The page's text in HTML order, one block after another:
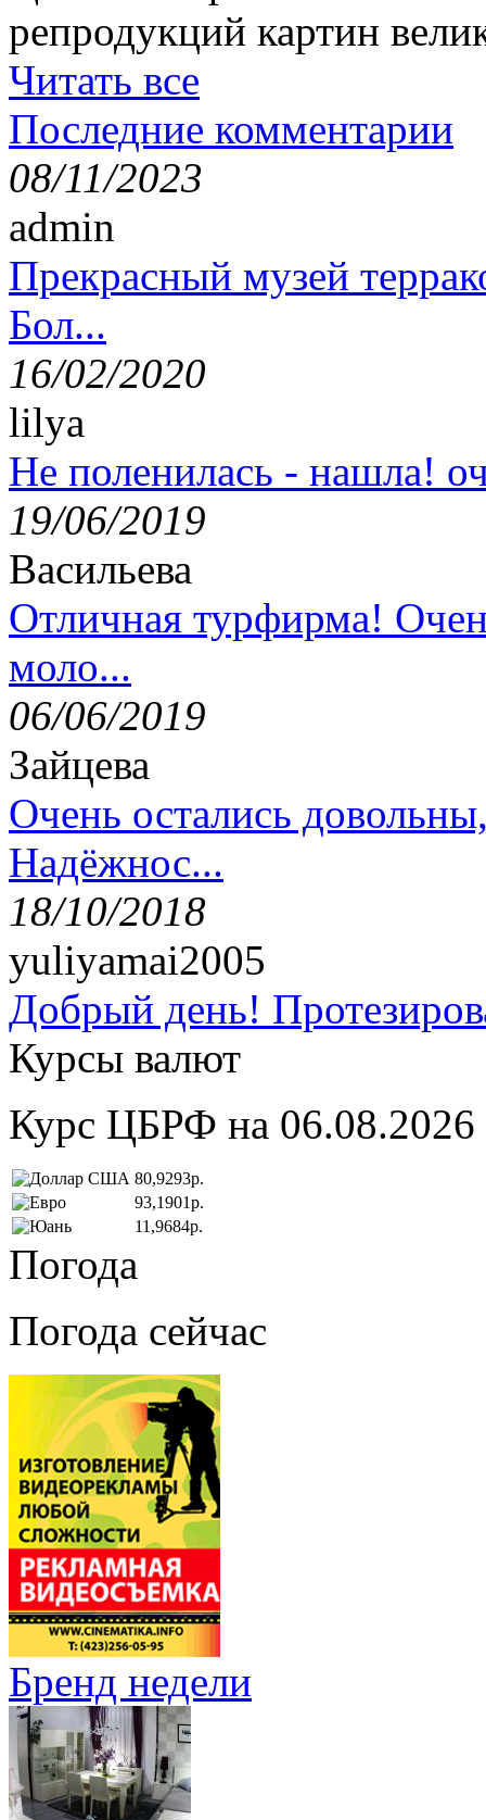
репродукций картин
Читать все
Последние комментарии
08/11/2023
admin
Прекрасный музей
Бол...
16/02/2020
lilya
Не поленилась - нашла!
19/06/2019
Васильева
Отличная турфирма!
моло...
06/06/2019
Зайцева
Очень остались
Надёжнос...
18/10/2018
yuliyamai2005
Добрый день!
Курсы валют
Курс ЦБРФ на 06.08.2026
80,9293р.
93,1901р.
11,9684р.
Погода
Погода сейчас
Бренд недели